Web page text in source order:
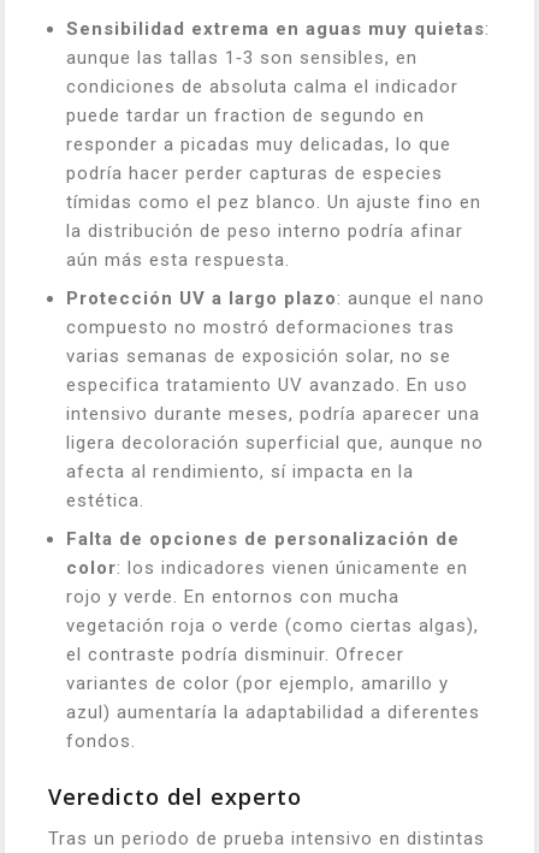
Sensibilidad extrema en aguas muy quietas:
aunque las tallas 1‑3 son sensibles, en
condiciones de absoluta calma el indicador
puede tardar un fraction de segundo en
responder a picadas muy delicadas, lo que
podría hacer perder capturas de especies
tímidas como el pez blanco. Un ajuste fino en
la distribución de peso interno podría afinar
aún más esta respuesta.
Protección UV a largo plazo: aunque el nano
compuesto no mostró deformaciones tras
varias semanas de exposición solar, no se
especifica tratamiento UV avanzado. En uso
intensivo durante meses, podría aparecer una
ligera decoloración superficial que, aunque no
afecta al rendimiento, sí impacta en la
estética.
Falta de opciones de personalización de
color: los indicadores vienen únicamente en
rojo y verde. En entornos con mucha
vegetación roja o verde (como ciertas algas),
el contraste podría disminuir. Ofrecer
variantes de color (por ejemplo, amarillo y
azul) aumentaría la adaptabilidad a diferentes
fondos.
Veredicto del experto
Tras un periodo de prueba intensivo en distintas